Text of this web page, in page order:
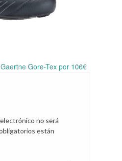
Gore-Tex por 106€
no será
están